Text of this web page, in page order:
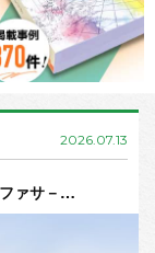
2026.07.13
ァサ－…